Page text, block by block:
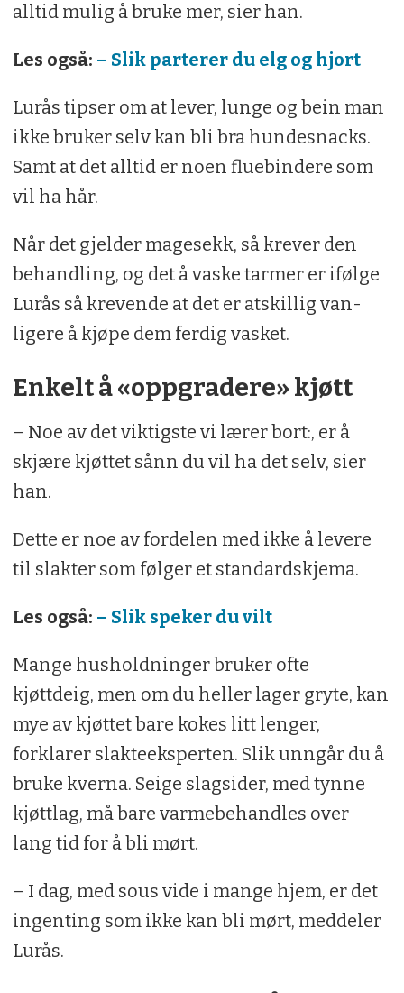
alltid mulig å bruke mer, sier han.
Les også: – Slik parterer du elg og hjort
Lurås tipser om at lever, lunge og bein man
ikke bruker selv kan bli bra hundesnacks.
Samt at det alltid er noen fluebindere som
vil ha hår.
Når det gjelder magesekk, så krever den
behandling, og det å vaske tarmer er ifølge
Lurås så krevende at det er atskillig van-
ligere å kjøpe dem ferdig vasket.
Enkelt å «oppgradere» kjøtt
– Noe av det viktigste vi lærer bort:, er å
skjære kjøttet sånn du vil ha det selv, sier
han.
Dette er noe av fordelen med ikke å levere
til slakter som følger et standardskjema.
Les også: – Slik speker du vilt
Mange husholdninger bruker ofte
kjøttdeig, men om du heller lager gryte, kan
mye av kjøttet bare kokes litt lenger,
forklarer slakteeksperten. Slik unngår du å
bruke kverna. Seige slagsider, med tynne
kjøttlag, må bare varmebehandles over
lang tid for å bli mørt.
– I dag, med sous vide i mange hjem, er det
ingenting som ikke kan bli mørt, meddeler
Lurås.